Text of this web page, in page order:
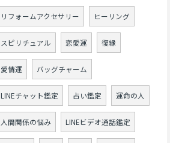
リフォームアクセサリー ヒーリング
スピリチュアル 恋愛運 復縁
愛情運 バッグチャーム
LINEチャット鑑定 占い鑑定 運命の人
人間関係の悩み LINEビデオ通話鑑定